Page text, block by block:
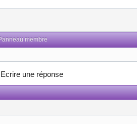
membre
Ecrire une réponse